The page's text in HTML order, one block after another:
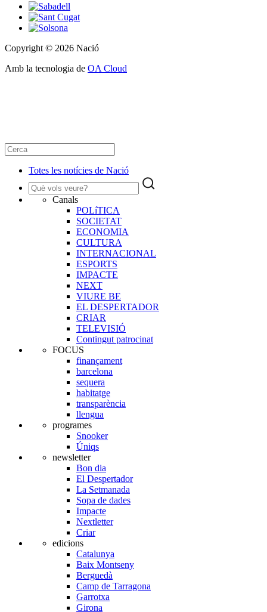
Copyright © 2026 Nació
Amb la tecnologia de OA Cloud
Totes les notícies de Nació
Canals
POLíTICA
SOCIETAT
ECONOMIA
CULTURA
INTERNACIONAL
ESPORTS
IMPACTE
NEXT
VIURE BE
EL DESPERTADOR
CRIAR
TELEVISIÓ
Contingut patrocinat
FOCUS
finançament
barcelona
sequera
habitatge
transparència
llengua
programes
Snooker
Úniqs
newsletter
Bon dia
El Despertador
La Setmanada
Sopa de dades
Impacte
Nextletter
Criar
edicions
Catalunya
Baix Montseny
Berguedà
Camp de Tarragona
Garrotxa
Girona